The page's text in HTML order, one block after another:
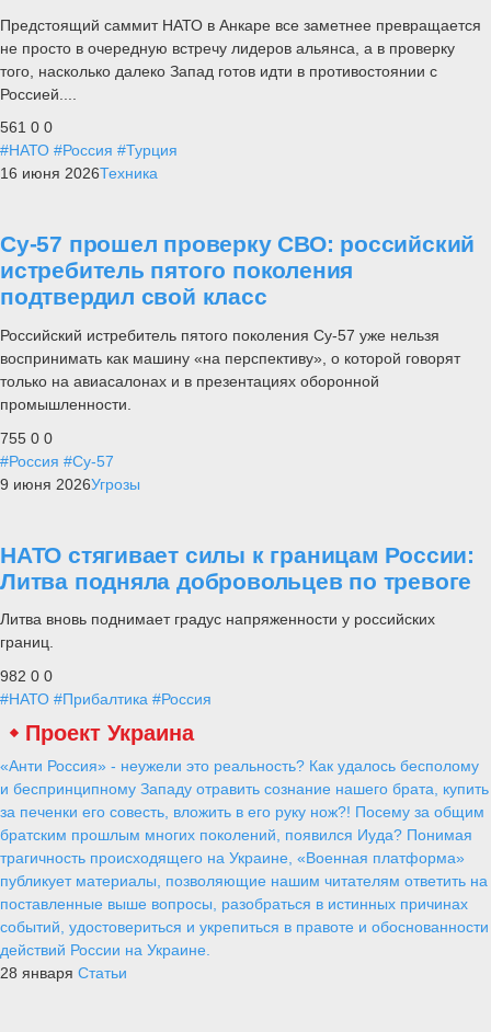
Предстоящий саммит НАТО в Анкаре все заметнее превращается
не просто в очередную встречу лидеров альянса, а в проверку
того, насколько далеко Запад готов идти в противостоянии с
Россией....
561 0 0
#НАТО #Россия #Турция
16 июня 2026Техника
Су-57 прошел проверку СВО: российский
истребитель пятого поколения
подтвердил свой класс
Российский истребитель пятого поколения Су-57 уже нельзя
воспринимать как машину «на перспективу», о которой говорят
только на авиасалонах и в презентациях оборонной
промышленности.
755 0 0
#Россия #Су-57
9 июня 2026Угрозы
НАТО стягивает силы к границам России:
Литва подняла добровольцев по тревоге
Литва вновь поднимает градус напряженности у российских
границ.
982 0 0
#НАТО #Прибалтика #Россия
Проект Украина
«Анти Россия» - неужели это реальность? Как удалось бесполому
и беспринципному Западу отравить сознание нашего брата, купить
за печенки его совесть, вложить в его руку нож?! Посему за общим
братским прошлым многих поколений, появился Иуда? Понимая
трагичность происходящего на Украине, «Военная платформа»
публикует материалы, позволяющие нашим читателям ответить на
поставленные выше вопросы, разобраться в истинных причинах
событий, удостовериться и укрепиться в правоте и обоснованности
действий России на Украине.
28 января Статьи